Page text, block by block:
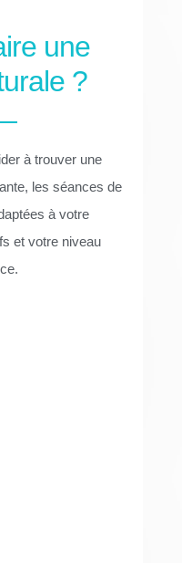
une
?
à trouver une
les séances de
à votre
et votre niveau